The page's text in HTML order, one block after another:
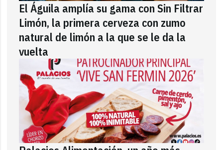
El Águila amplía su gama con Sin Filtrar
Limón, la primera cerveza con zumo
natural de limón a la que se le da la
vuelta